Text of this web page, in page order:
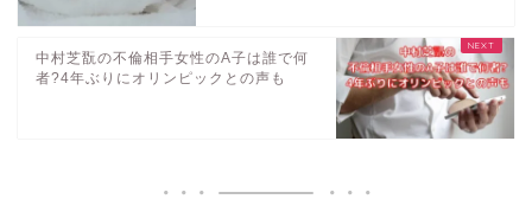
中村芝翫の不倫相手女性のA子は誰で何
者?4年ぶりにオリンピックとの声も